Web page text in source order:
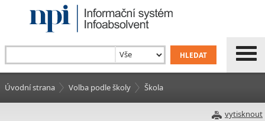
Úvodní strana Volba podle školy Škola
vytisknout